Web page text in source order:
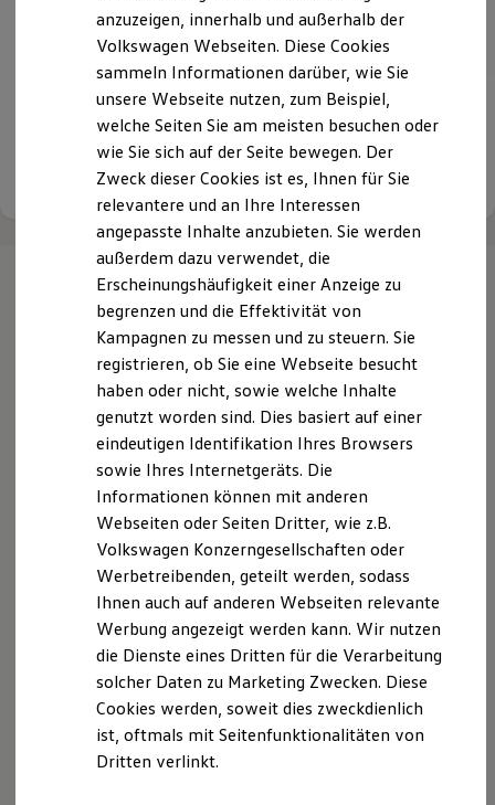
Ladestationen finden
Ladezeitensimulator
Batterie
Sicherheit
Nachhaltigkeit
Technologie
Kosten und Kauf
Kaufoptionen
E-Auto-Förderung
Software und Konnektivität
Die ID. Software 6
ID. Software Versionen und Updates
Digitale Extras
Schnittstellen zu Ihrem ID.
Hybridautos
Marke und Erlebnis
Volkswagen R und R Experience
R-Modelle
R Experience
Driving Experience
Volkswagen entdecken
Werkbesichtigung
Lifestyle Shop
T-Roc Kollektion
Golf Kollektion
ID. Kollektion
Volkswagen Kollektion
R-Kollektion
GTI Kollektion
Fußball Drop
we drive football
#wedriveproud
Besitzer und Service
Software Updates
Service und Ersatzteile
Starke Ideale, klarer Fokus, familiäre Werte
Details ansehen
Ihrenächsten
Schritte
Probefahrt vereinbaren
Fahrzeugangebot anfordern
Servicetermin buchen
anzuzeigen, innerhalb und außerhalb der
Volkswagen Webseiten. Diese Cookies
sammeln Informationen darüber, wie Sie
unsere Webseite nutzen, zum Beispiel,
welche Seiten Sie am meisten besuchen oder
wie Sie sich auf der Seite bewegen. Der
Zweck dieser Cookies ist es, Ihnen für Sie
relevantere und an Ihre Interessen
angepasste Inhalte anzubieten. Sie werden
außerdem dazu verwendet, die
Erscheinungshäufigkeit einer Anzeige zu
begrenzen und die Effektivität von
Kampagnen zu messen und zu steuern. Sie
registrieren, ob Sie eine Webseite besucht
haben oder nicht, sowie welche Inhalte
genutzt worden sind. Dies basiert auf einer
eindeutigen Identifikation Ihres Browsers
sowie Ihres Internetgeräts. Die
Informationen können mit anderen
Webseiten oder Seiten Dritter, wie z.B.
Volkswagen Konzerngesellschaften oder
Werbetreibenden, geteilt werden, sodass
Ihnen auch auf anderen Webseiten relevante
Werbung angezeigt werden kann. Wir nutzen
die Dienste eines Dritten für die Verarbeitung
solcher Daten zu Marketing Zwecken. Diese
Cookies werden, soweit dies zweckdienlich
ist, oftmals mit Seitenfunktionalitäten von
Dritten verlinkt.